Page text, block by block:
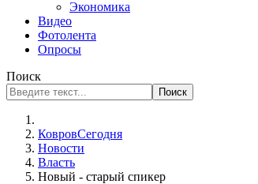
Экономика
Видео
Фотолента
Опросы
Поиск
Поиск
КовровСегодня
Новости
Власть
Новый - старый спикер